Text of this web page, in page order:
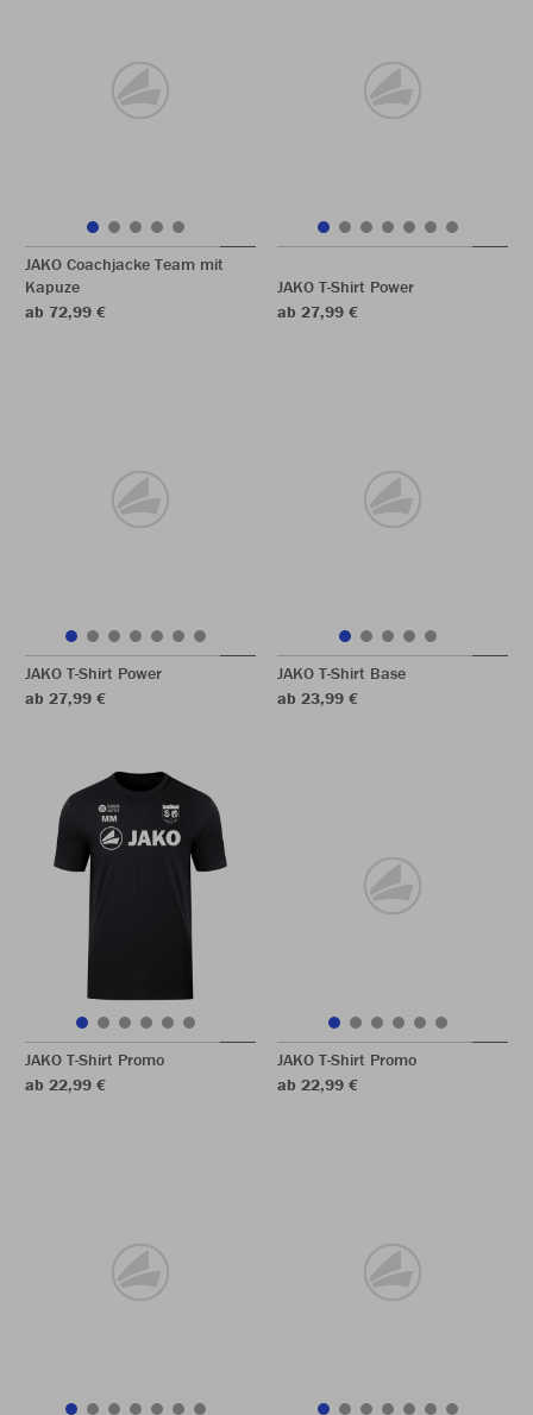
JAKO Coachjacke Team mit
Kapuze
ab 72,99 €
JAKO T-Shirt Power
ab 27,99 €
JAKO T-Shirt Power
ab 27,99 €
JAKO T-Shirt Base
ab 23,99 €
JAKO T-Shirt Promo
ab 22,99 €
JAKO T-Shirt Promo
ab 22,99 €